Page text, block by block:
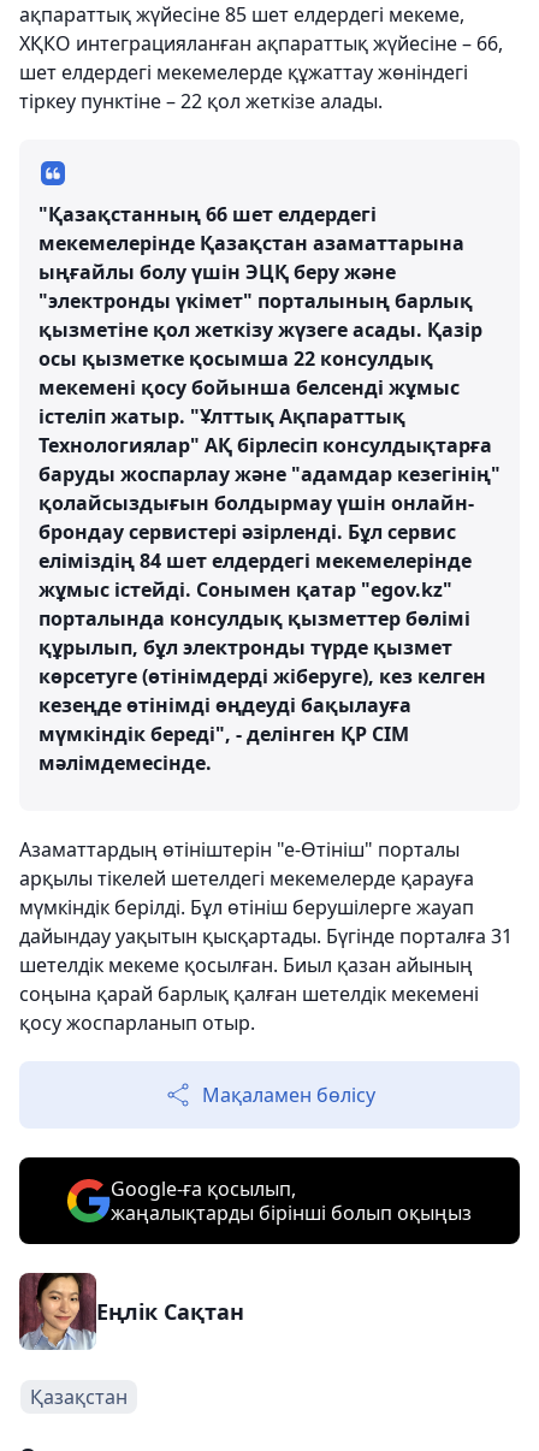
ақпараттық жүйесіне 85 шет елдердегі мекеме,
ХҚКО интеграцияланған ақпараттық жүйесіне – 66,
шет елдердегі мекемелерде құжаттау жөніндегі
тіркеу пунктіне – 22 қол жеткізе алады.
"Қазақстанның 66 шет елдердегі
мекемелерінде Қазақстан азаматтарына
ыңғайлы болу үшін ЭЦҚ беру және
"электронды үкімет" порталының барлық
қызметіне қол жеткізу жүзеге асады. Қазір
осы қызметке қосымша 22 консулдық
мекемені қосу бойынша белсенді жұмыс
істеліп жатыр. "Ұлттық Ақпараттық
Технологиялар" АҚ бірлесіп консулдықтарға
баруды жоспарлау және "адамдар кезегінің"
қолайсыздығын болдырмау үшін онлайн-
брондау сервистері әзірленді. Бұл сервис
еліміздің 84 шет елдердегі мекемелерінде
жұмыс істейді. Сонымен қатар "egov.kz"
порталында консулдық қызметтер бөлімі
құрылып, бұл электронды түрде қызмет
көрсетуге (өтінімдерді жіберуге), кез келген
кезеңде өтінімді өңдеуді бақылауға
мүмкіндік береді", - делінген ҚР СІМ
мәлімдемесінде.
Азаматтардың өтініштерін "е-Өтініш" порталы
арқылы тікелей шетелдегі мекемелерде қарауға
мүмкіндік берілді. Бұл өтініш берушілерге жауап
дайындау уақытын қысқартады. Бүгінде порталға 31
шетелдік мекеме қосылған. Биыл қазан айының
соңына қарай барлық қалған шетелдік мекемені
қосу жоспарланып отыр.
Мақаламен бөлісу
Google-ға қосылып,
жаңалықтарды бірінші болып оқыңыз
Еңлік Сақтан
Қазақстан